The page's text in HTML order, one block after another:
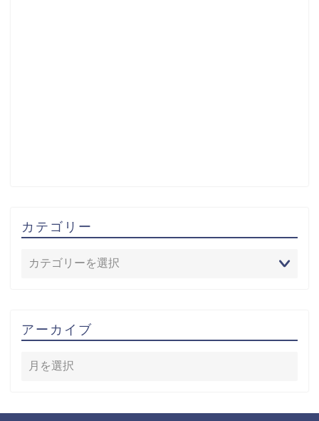
カテゴリー
アーカイブ